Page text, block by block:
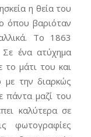
η θεία του
όπου βαριόταν
Το 1863
Σε ένα ατύχημα
το μάτι του και
με την διαρκώς
πάντα μαζί του
καλύτερα σε
φωτογραφίες